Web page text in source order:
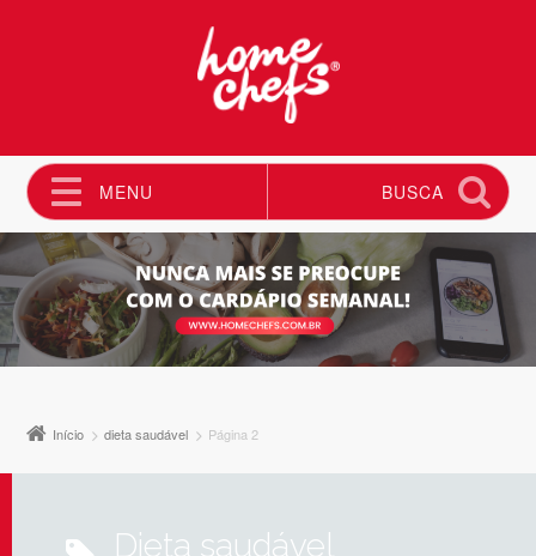
MENU
Pular para o conteúdo
BUSCA
Início dieta saudável Página 2
dieta saudável